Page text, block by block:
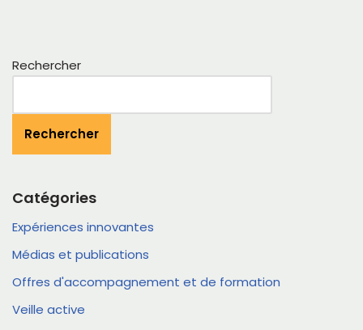
Rechercher
Rechercher
Catégories
Expériences innovantes
Médias et publications
Offres d'accompagnement et de formation
Veille active